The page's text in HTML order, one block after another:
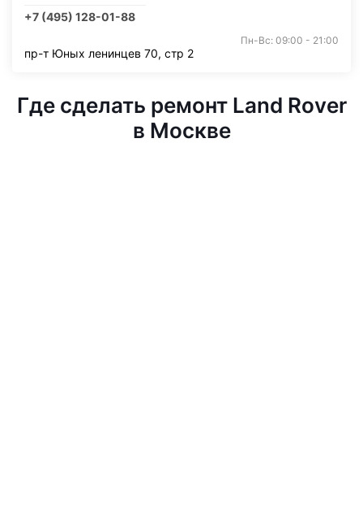
+7 (495) 128-01-88
Пн-Вс: 09:00 - 21:00
пр-т Юных ленинцев 70, стр 2
Где сделать ремонт Land Rover
в Москве